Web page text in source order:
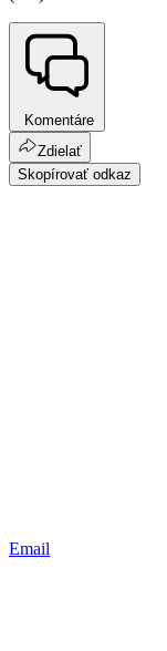
Komentáre
Zdielať
Skopírovať odkaz
Email